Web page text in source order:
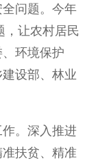
全问题。今年
，让农村居民
环境保护
设部、林业
作。深入推进
扶贫、精准